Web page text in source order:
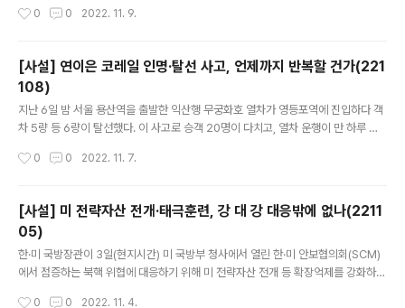
국제조약을 만들자는 것이었다. 화석연료의 비확산이라는 새로운 개념을 제시했지
러·영국·프랑스·중국) 외에는 핵무기를 개발하지 못하도록 하는 것이 목표였다. 이후
파키스탄·인도·이스라엘·북한의 핵무기 개발을 저지하지는 못..
0 0 2022. 11. 9.
[사설] 연이은 코레일 인명·탈선 사고, 언제까지 반복할 건가(221
108)
지난 6일 밤 서울 용산역을 출발한 익산행 무궁화호 열차가 영등포역에 진입하다 객
차 5량 등 6량이 탈선했다. 이 사고로 승객 20명이 다치고, 열차 운행이 만 하루 가
를 연결·분리하던 30대 코레일 직원이 기관차에 부딪혀 사망했다. 이틀 새 산재 사망
랐다. 자칫 대형 사고로 이어지지 않을까 우려하는 목소리가 높다. 코레일 사고는 점
점 더 심각해지고 있다. 열차 탈선 사고는 지난 1월과 7월 KTX 탈선 사고에 이어 올
해에만 세 번째다. 2004년 개통 이후 지난해까지 5번 있었던 KTX 탈선 사고가 올
해에만 두 차례 일어났다는 것은 여간 심각..
0 0 2022. 11. 7.
[사설] 미 전략자산 전개·태극훈련, 강 대 강 대응밖에 없나(2211
05)
한·미 국방장관이 3일(현지시간) 미 국방부 청사에서 열린 한·미 안보협의회(SCM)
에서 점증하는 북핵 위협에 대응하기 위해 미 전략자산 전개 등 확장억제를 강화하는
0 0 2022. 11. 4.